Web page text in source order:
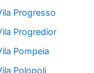
Progresso
Progredior
Pompeia
Polopoli